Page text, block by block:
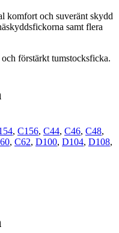
komfort och suveränt skydd
samt flera
förstärkt tumstocksficka.
, C156, C44, C46, C48,
, C62, D100, D104, D108,